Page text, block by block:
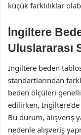
küçük farklılıklar
İngiltere
Uluslararası
İngiltere beden
standartlarından
beden ölçüleri
edilirken,
Bu durum, alışveriş
nedenle alışveriş